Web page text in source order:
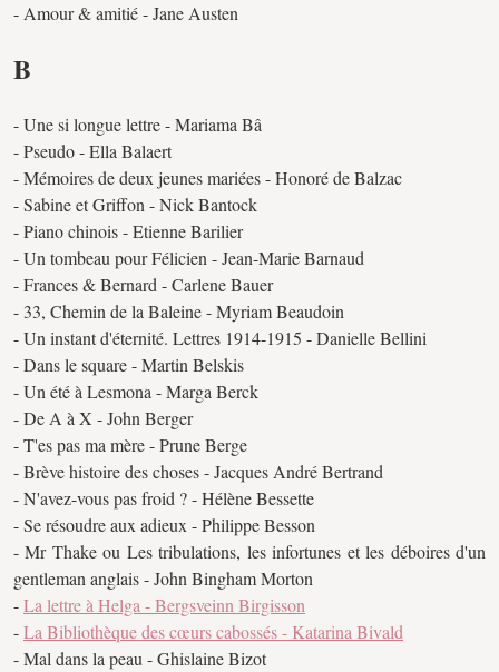
- Amour & amitié - Jane Austen
B
- Une si longue lettre - Mariama Bâ
- Pseudo - Ella Balaert
- Mémoires de deux jeunes mariées - Honoré de Balzac
- Sabine et Griffon - Nick Bantock
- Piano chinois - Etienne Barilier
- Un tombeau pour Félicien - Jean-Marie Barnaud
- Frances & Bernard - Carlene Bauer
- 33, Chemin de la Baleine - Myriam Beaudoin
- Un instant d'éternité. Lettres 1914-1915 - Danielle Bellini
- Dans le square - Martin Belskis
- Un été à Lesmona - Marga Berck
- De A à X - John Berger
- T'es pas ma mère - Prune Berge
- Brève histoire des choses - Jacques André Bertrand
- N'avez-vous pas froid ? - Hélène Bessette
- Se résoudre aux adieux - Philippe Besson
- Mr Thake ou Les tribulations, les infortunes et les déboires d'un
gentleman anglais - John Bingham Morton
-La lettre à Helga - Bergsveinn Birgisson
-La Bibliothèque des cœurs cabossés - Katarina Bivald
- Mal dans la peau - Ghislaine Bizot